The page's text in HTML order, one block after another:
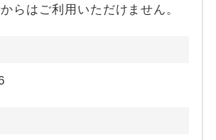
らはご利用いただけません。